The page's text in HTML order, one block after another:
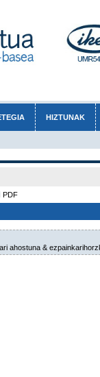
HIZTUNAK
PDF
ahostuna &